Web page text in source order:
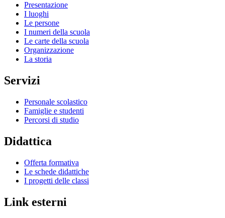
Presentazione
I luoghi
Le persone
I numeri della scuola
Le carte della scuola
Organizzazione
La storia
Servizi
Personale scolastico
Famiglie e studenti
Percorsi di studio
Didattica
Offerta formativa
Le schede didattiche
I progetti delle classi
Link esterni